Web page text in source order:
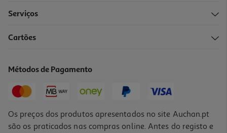
Serviços
Cartões
Métodos de Pagamento
Os preços dos produtos apresentados no site Auchan.pt
são os praticados nas compras online. Antes do registo e